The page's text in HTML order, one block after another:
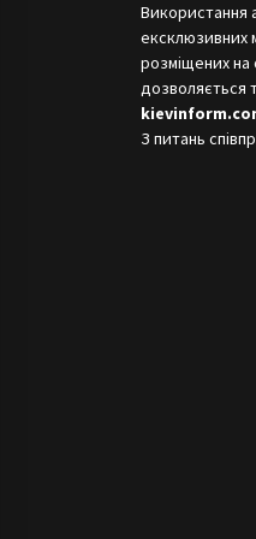
Використання
ексклюзивних
розміщених на
дозволяється
З питань